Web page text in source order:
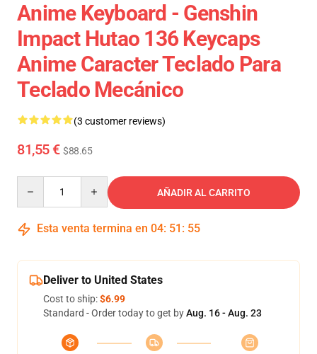
Anime Keyboard - Genshin
Impact Hutao 136 Keycaps
Anime Caracter Teclado Para
Teclado Mecánico
(3 customer reviews)
81,55 € $88.65
AÑADIR AL CARRITO
Esta venta termina en 04: 51 : 54
Deliver to United States
Cost to ship:$6.99
Standard - Order today to get byAug. 16 - Aug. 23